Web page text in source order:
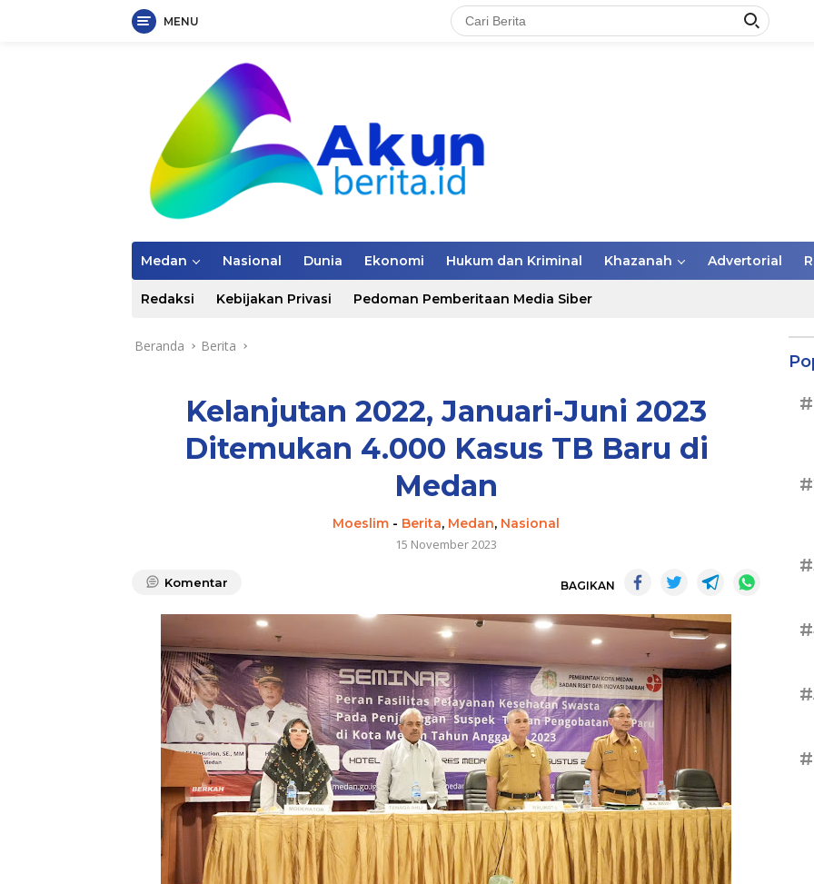
MENU
Medan Nasional Dunia Ekonomi Hukum dan Kriminal Khazanah Advertorial
Redaksi Kebijakan Privasi Pedoman Pemberitaan Media Siber
Beranda Berita
Kelanjutan 2022, Januari-Juni 2023
Ditemukan 4.000 Kasus TB Baru di
Medan
Moeslim - Berita, Medan, Nasional
15 November 2023
Komentar BAGIKAN